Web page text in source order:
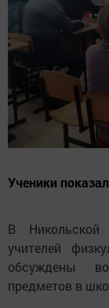
Ученики
В
учителей
обсуждены
предметов в